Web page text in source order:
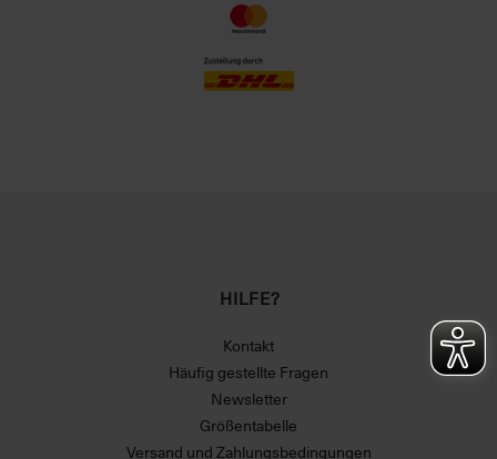
HILFE?
Kontakt
Häufig gestellte Fragen
Newsletter
Größentabelle
Versand und Zahlungsbedingungen